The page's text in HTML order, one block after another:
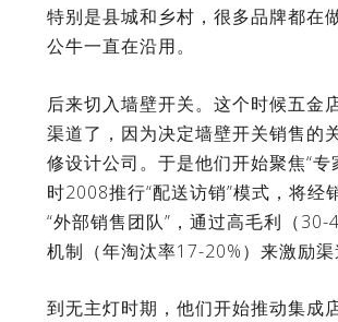
特别是县城和乡村，很多品牌都在
公牛一直在沿用。
后来切入墙壁开关。这个时候五金
渠道了，因为决定墙壁开关销售的
修设计公司。于是他们开始聚焦“专
时2008推行“配送访销”模式，将经
“外部销售团队”，通过高毛利（30-
机制（年淘汰率17-20%）来激励渠
到无主灯时期，他们开始推动集成